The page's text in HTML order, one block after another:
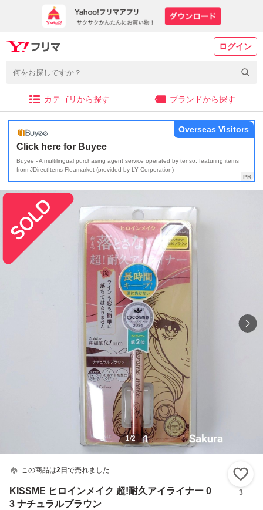
ログイン
カテゴリから探す ブランドから探す
Click here for Buyee
Buyee - A multilingual purchasing agent service operated by tenso, featuring items
from JDirectItems Fleamarket (provided by LY Corporation)
Overseas Visitors
1/2
この商品は2日 で売れました
KISSME ヒロインメイク 超!耐久アイライナー 0
3 ナチュラルブラウン
3